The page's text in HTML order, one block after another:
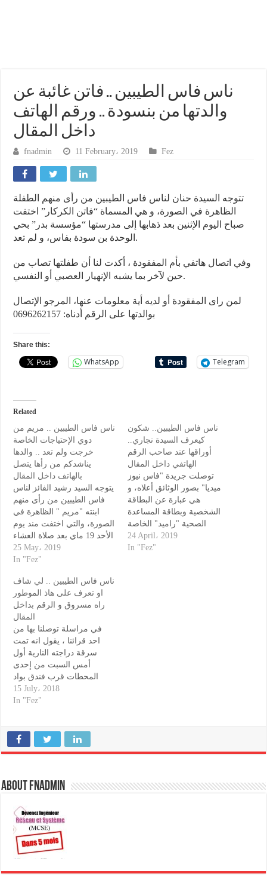
ناس فاس الطيبين .. فاتن غائبة عن
والدتها من بنسودة .. ورقم الهاتف
داخل المقال
fnadmin 11 February، 2019 Fez
تتوجه السيدة حنان لناس فاس الطيبين من رأى منهم الطفلة
الظاهرة في الصورة، و هي المسماة “فاتن الكركار” اختفت
صباح اليوم الإثنين بعد ذهابها إلى مدرستها “مؤسسة بدر” بحي
الوحدة بن سودة بفاس، و لم تعد.
وفي اتصال هاتفي بأم المفقودة ، أكدت لنا أن طفلتها تصاب من
حين لآخر بما يشبه الإنهيار العصبي أو النفسي.
لمن راى المفقودة أو لديه أية معلومات عنها، المرجو الإتصال
بوالدتها على الرقم أدناه: 0696262157
Share this:
WhatsApp Telegram
Related
ناس فاس الطيبين .. مريم من
دوي الإحتياجات الخاصة
خرجت ولم تعد .. والدها
يناشدكم من رأها يتصل
بالهاتف داخل المقال
يتوجه السيد رشيد الفائز لناس
فاس الطيبين من رأى منهم
ابنته "مريم " الظاهرة في
الصورة، والتي اختفت مند يوم
الأحد 19 ماي بعد صلاة العشاء
من منزل العائلة الكائن بحي "
لابيطا " ظهر الخميس التابع
تعد. وفي اتصال هاتفي بأب
المفقودة ، أكد لنا…
25 May، 2019
In "Fez"
ناس فاس الطيبين.. شكون
كيعرف السيدة نجاري..
أوراقها عند صاحب الرقم
الهاتفي داخل المقال
توصلت جريدة "فاس نيوز
ميديا" بصور الوثائق أعلاه، و
هي عبارة عن البطاقة
الشخصية وبطاقة المساعدة
الصحية "راميد" الخاصة
بالسيدة "حسنة نجاري". وقال
مصدرنا أنه وجد الوثائق
24 April، 2019
In "Fez"
ناس فاس الطيبين .. لي شاف
او تعرف على هاذ الموطور
راه مسروق و الرقم بداخل
المقال
في مراسلة توصلنا بها من
احد قرائنا ، يقول انه تمت
سرقة دراجته النارية أول
أمس السبت من إحدى
المحطات قرب فندق بواد
زحون (الصورة) ويرجو من
كل من رأى دراجته النارية
15 July، 2018
In "Fez"
About fnadmin